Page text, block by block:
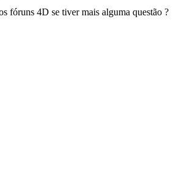
fóruns 4D se tiver mais alguma questão ?